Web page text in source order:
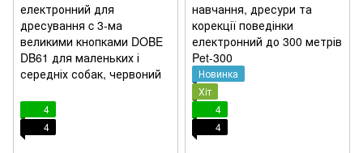
4
4
Новинка
Хіт
4
4